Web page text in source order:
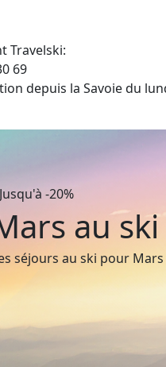
Travelski:
69
depuis la Savoie du
Jusqu'à -20%
au ski
séjours au ski pour